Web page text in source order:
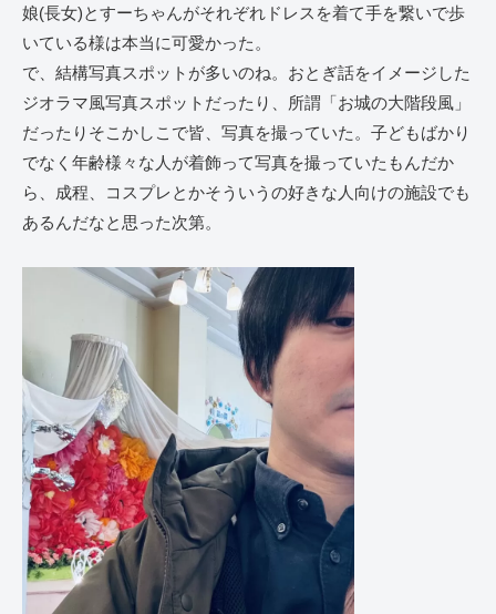
娘(長女)とすーちゃんがそれぞれドレスを着て手を繋いで歩
いている様は本当に可愛かった。
で、結構写真スポットが多いのね。おとぎ話をイメージした
ジオラマ風写真スポットだったり、所謂「お城の大階段風」
だったりそこかしこで皆、写真を撮っていた。子どもばかり
でなく年齢様々な人が着飾って写真を撮っていたもんだか
ら、成程、コスプレとかそういうの好きな人向けの施設でも
あるんだなと思った次第。